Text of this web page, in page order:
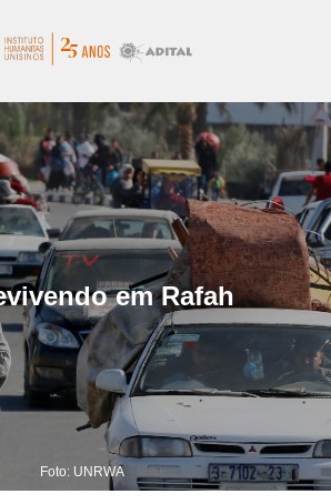
em Rafah
Foto: UNRWA